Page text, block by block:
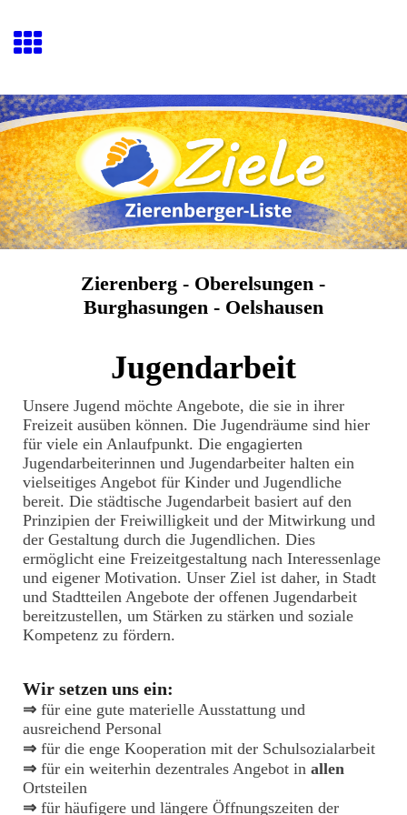
Zierenberg - Oberelsungen -
Burghasungen - Oelshausen
Jugendarbeit
Unsere Jugend möchte Angebote, die sie in ihrer
Freizeit ausüben können. Die Jugendräume sind hier
für viele ein Anlaufpunkt. Die engagierten
Jugendarbeiterinnen und Jugendarbeiter halten ein
vielseitiges Angebot für Kinder und Jugendliche
bereit. Die städtische Jugendarbeit basiert auf den
Prinzipien der Freiwilligkeit und der Mitwirkung und
der Gestaltung durch die Jugendlichen. Dies
ermöglicht eine Freizeitgestaltung nach Interessenlage
und eigener Motivation. Unser Ziel ist daher, in Stadt
und Stadtteilen Angebote der offenen Jugendarbeit
bereitzustellen, um Stärken zu stärken und soziale
Kompetenz zu fördern.
Wir setzen uns ein:
⇒ für eine gute materielle Ausstattung und
ausreichend Personal
⇒ für die enge Kooperation mit der Schulsozialarbeit
⇒ für ein weiterhin dezentrales Angebot in allen
Ortsteilen
⇒ für häufigere und längere Öffnungszeiten der